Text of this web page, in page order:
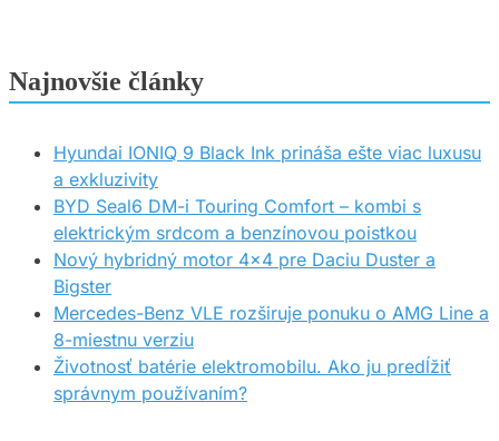
Najnovšie články
Hyundai IONIQ 9 Black Ink prináša ešte viac luxusu
a exkluzivity
BYD Seal6 DM-i Touring Comfort – kombi s
elektrickým srdcom a benzínovou poistkou
Nový hybridný motor 4×4 pre Daciu Duster a
Bigster
Mercedes-Benz VLE rozširuje ponuku o AMG Line a
8-miestnu verziu
Životnosť batérie elektromobilu. Ako ju predĺžiť
správnym používaním?